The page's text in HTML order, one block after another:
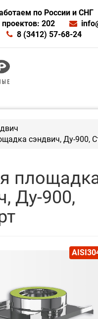
по России и СНГ
202
8 (3412) 57-68-24
сэндвич, Ду-900,
Ду-900,